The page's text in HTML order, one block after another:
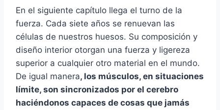
En el siguiente capítulo llega el turno de la
fuerza. Cada siete años se renuevan las
células de nuestros huesos. Su composición y
diseño interior otorgan una fuerza y ligereza
superior a cualquier otro material en el mundo.
De igual manera, los músculos, en situaciones
límite, son sincronizados por el cerebro
haciéndonos capaces de cosas que jamás